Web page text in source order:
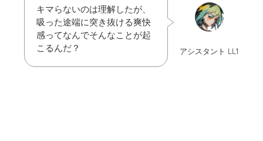
キマらないのは理解したが、
吸った途端に突き抜ける爽快
感ってなんでそんなことが起
こるんだ？
アシスタント LL1